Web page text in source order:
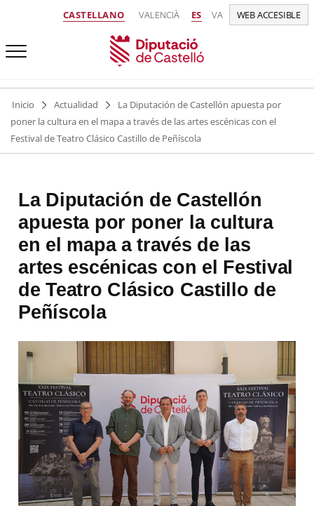
CASTELLANO VALENCIÀ ES VA WEB ACCESIBLE
Inicio Actualidad
La Diputación de Castellón apuesta por
poner la cultura en el mapa a través de las artes escénicas con el
Festival de Teatro Clásico Castillo de Peñíscola
La Diputación de Castellón
apuesta por poner la cultura
en el mapa a través de las
artes escénicas con el Festival
de Teatro Clásico Castillo de
Peñíscola